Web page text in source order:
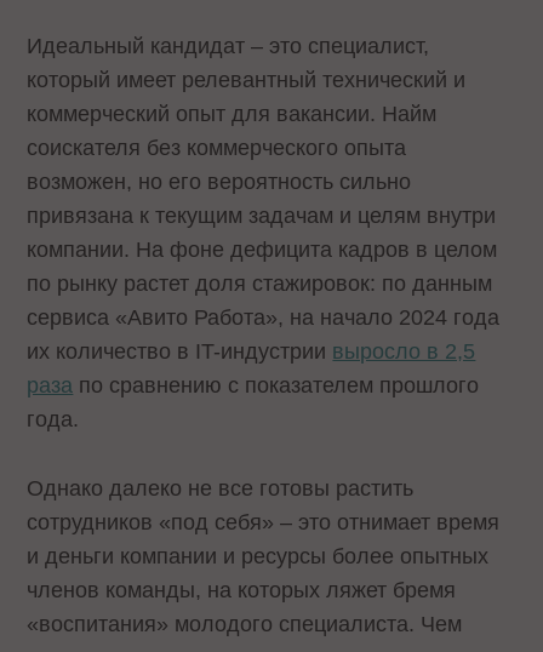
Идеальный кандидат – это специалист,
который имеет релевантный технический и
коммерческий опыт для вакансии. Найм
соискателя без коммерческого опыта
возможен, но его вероятность сильно
привязана к текущим задачам и целям внутри
компании. На фоне дефицита кадров в целом
по рынку растет доля стажировок: по данным
сервиса «Авито Работа», на начало 2024 года
их количество в IT-индустрии выросло в 2,5
раза по сравнению с показателем прошлого
года.
Однако далеко не все готовы растить
сотрудников «под себя» – это отнимает время
и деньги компании и ресурсы более опытных
членов команды, на которых ляжет бремя
«воспитания» молодого специалиста. Чем